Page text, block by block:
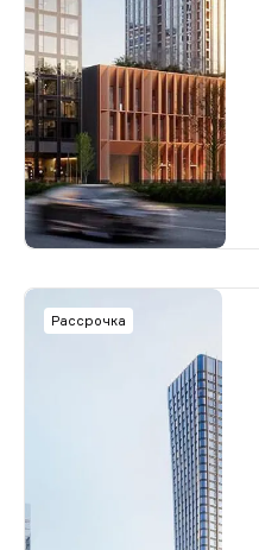
Рассрочка